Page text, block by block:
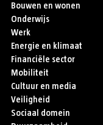
Bouwen en wonen
Onderwijs
Werk
Energie en klimaat
Financiële sector
Mobiliteit
Cultuur en media
Veiligheid
Sociaal domein